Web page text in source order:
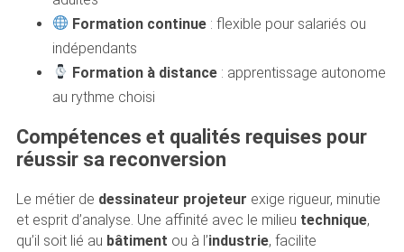
Formation continue: flexible pour salariés ou
indépendants
Formation à distance: apprentissage autonome
au rythme choisi
Compétences et qualités requises pour
réussir sa reconversion
Le métier de dessinateur projeteur exige rigueur, minutie
et esprit d’analyse. Une affinité avec le milieu technique,
qu’il soit lié au bâtiment ou à l’industrie, facilite